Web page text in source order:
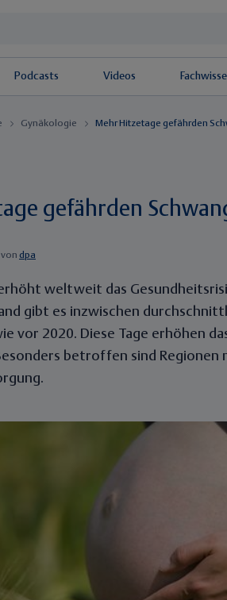
Podcasts Videos
Gynäkologie Mehr Hitzetage gefährden
gefährden
von dpa
weltweit das
gibt es inzwischen
vor 2020. Diese Tage erhöhen
betroffen sind Regionen